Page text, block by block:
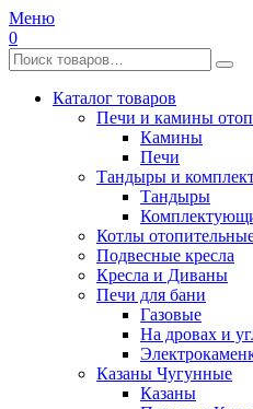
Меню
0
Каталог товаров
Печи и камины
Камины
Печи
Тандыры и
Тандыры
Котлы
Подвесные кресла
Кресла и Диваны
Печи для бани
Газовые
На дровах и
Казаны Чугунные
Казаны